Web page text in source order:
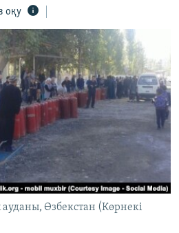
оқу
Өзбекстан (Көрнекі